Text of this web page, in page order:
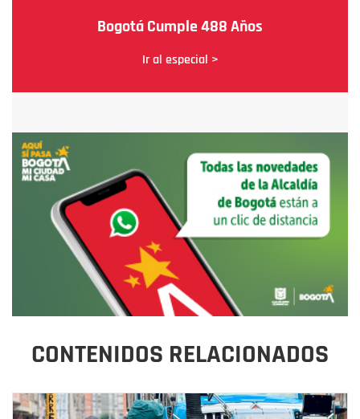
Bogotá Cumple 488 Años
Ir al especial >
CONTENIDOS RELACIONADOS